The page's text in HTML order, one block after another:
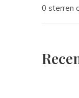
0 sterren